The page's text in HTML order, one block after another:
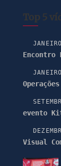
Top 5
evento
Visual